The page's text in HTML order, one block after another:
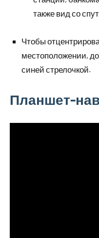
также вид со
Чтобы
местоположении,
синей стрелочкой.
Планшет-